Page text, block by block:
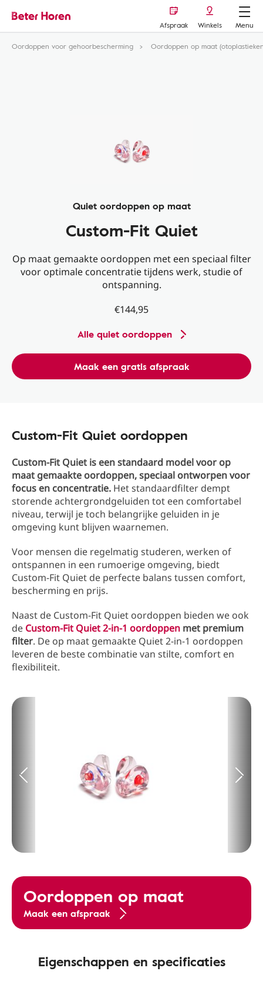
Afspraak Winkels
Menu
Oordoppen voor gehoorbescherming
Oordoppen op maat
Quiet oordoppen op maat
Custom-Fit Quiet
Op maat gemaakte oordoppen met een speciaal filter
voor optimale concentratie tijdens werk, studie of
ontspanning.
€144,95
Alle quiet oordoppen
Maak een gratis afspraak
Custom-Fit Quiet oordoppen
Custom-Fit Quiet is een standaard model voor op
maat gemaakte oordoppen, speciaal ontworpen voor
focus en concentratie. Het standaardfilter dempt
storende achtergrondgeluiden tot een comfortabel
niveau, terwijl je toch belangrijke geluiden in je
omgeving kunt blijven waarnemen.
Voor mensen die regelmatig studeren, werken of
ontspannen in een rumoerige omgeving, biedt
Custom-Fit Quiet de perfecte balans tussen comfort,
bescherming en prijs.
Naast de Custom-Fit Quiet oordoppen bieden we ook
de Custom-Fit Quiet 2-in-1 oordoppen met premium
filter. De op maat gemaakte Quiet 2-in-1 oordoppen
leveren de beste combinatie van stilte, comfort en
flexibiliteit.
Oordoppen op maat
Maak een afspraak
Eigenschappen en specificaties